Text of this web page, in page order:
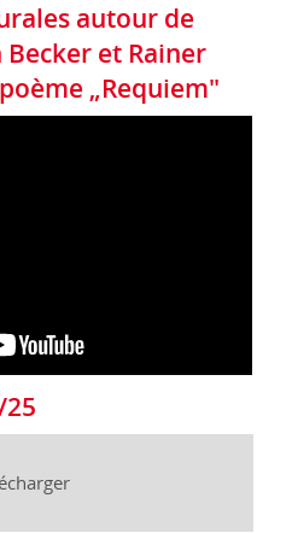
autour de
et Rainer
„Requiem"